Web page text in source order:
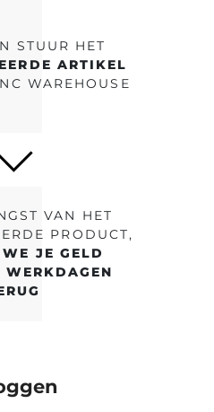
STUUR HET
ARTIKEL
WAREHOUSE
VAN HET
PRODUCT,
JE GELD